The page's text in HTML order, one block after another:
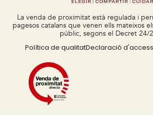
La venda de proximitat està regulada i
pagesos catalans que venen ells mateixos
públic, segons el Decret 24/
Política de qualitatDeclaració